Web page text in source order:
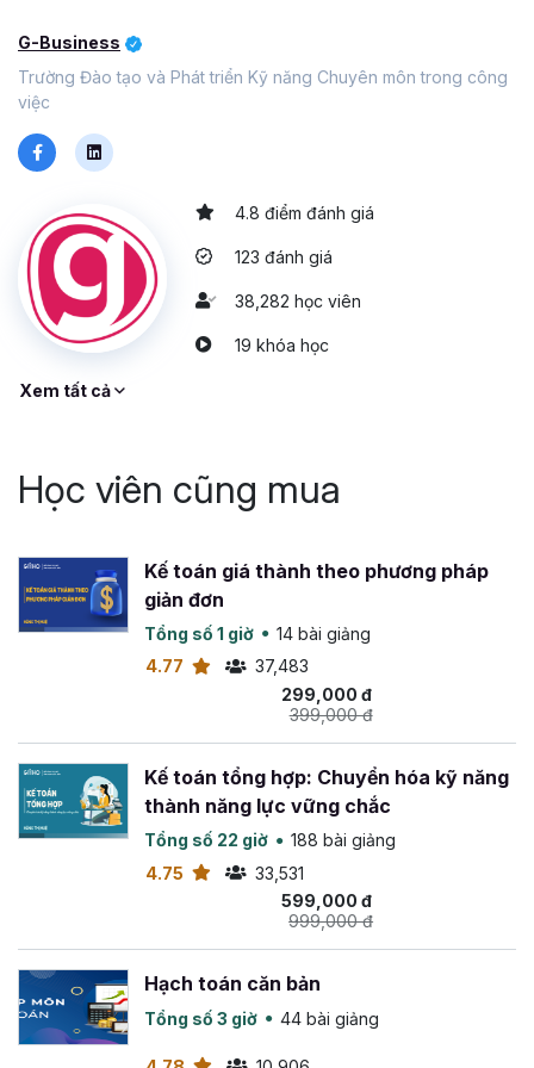
G-Business
Trường Đào tạo và Phát triển Kỹ năng Chuyên môn trong công
việc
4.8 điểm đánh giá
123 đánh giá
38,282 học viên
19 khóa học
Xem tất cả
Học viên cũng mua
Kế toán giá thành theo phương pháp
giản đơn
Tổng số 1 giờ
14 bài giảng
4.77
37,483
299,000 đ
399,000 đ
Kế toán tổng hợp: Chuyển hóa kỹ năng
thành năng lực vững chắc
Tổng số 22 giờ
188 bài giảng
4.75
33,531
599,000 đ
999,000 đ
Hạch toán căn bản
Tổng số 3 giờ 44 bài giảng